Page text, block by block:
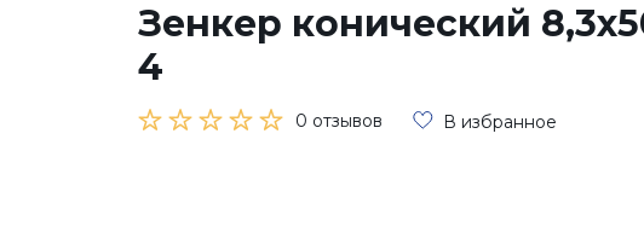
Зенкер конический
4
0 отзывов В избранное